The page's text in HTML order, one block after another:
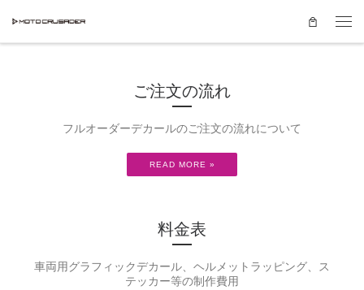
Skip to content
ご注文の流れ
フルオーダーデカールのご注文の流れについて
READ MORE »
料金表
車両用グラフィックデカール、ヘルメットラッピング、ス
テッカー等の制作費用